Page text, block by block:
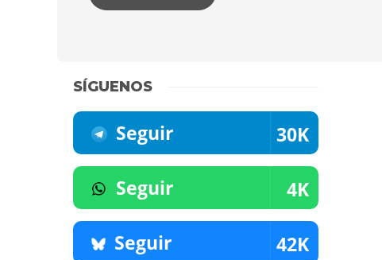
SÍGUENOS
Seguir 30K
Seguir 4K
Seguir 42K